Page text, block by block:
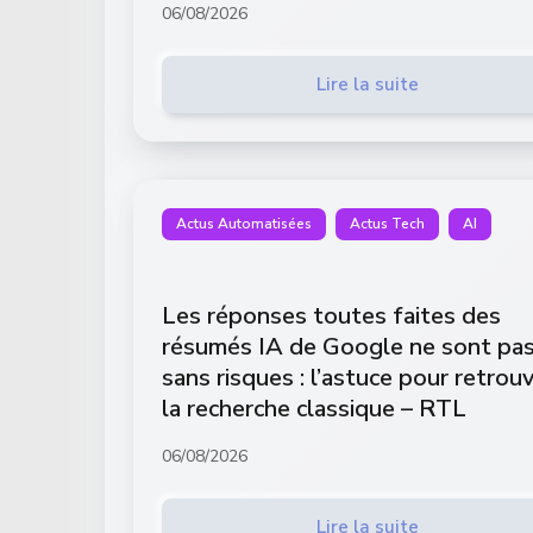
06/08/2026
Lire la suite
Actus Automatisées Actus Tech AI
Les réponses toutes faites des
résumés IA de Google ne sont
sans risques : l’astuce pour
la recherche classique – RTL
06/08/2026
Lire la suite